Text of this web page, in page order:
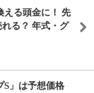
える頭金に！ 先
る？ 年式・グ
S」は予想価格